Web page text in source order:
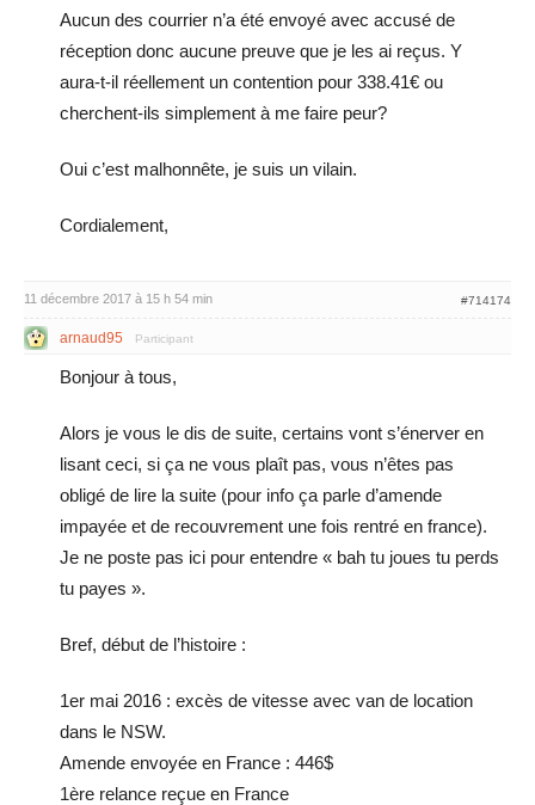
Aucun des courrier n’a été envoyé avec accusé de
réception donc aucune preuve que je les ai reçus. Y
aura-t-il réellement un contention pour 338.41€ ou
cherchent-ils simplement à me faire peur?
Oui c’est malhonnête, je suis un vilain.
Cordialement,
11 décembre 2017 à 15 h 54 min #714174
arnaud95 Participant
Bonjour à tous,
Alors je vous le dis de suite, certains vont s’énerver en
lisant ceci, si ça ne vous plaît pas, vous n’êtes pas
obligé de lire la suite (pour info ça parle d’amende
impayée et de recouvrement une fois rentré en france).
Je ne poste pas ici pour entendre « bah tu joues tu perds
tu payes ».
Bref, début de l’histoire :
1er mai 2016 : excès de vitesse avec van de location
dans le NSW.
Amende envoyée en France : 446$
1ère relance reçue en France